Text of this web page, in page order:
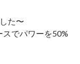
た〜
でパワーを50%